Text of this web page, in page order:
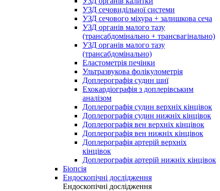
УЗД сечовидільної системи
УЗД сечового міхура + залишкова сеча
УЗД органів малого тазу
(трансабдомінально + трансвагінально)
УЗД органів малого тазу
(трансабдомінально)
Еластометрія печінки
Ультразвукова фолікулометрія
Доплерографія судин шиї
Ехокардіографія з доплерівським
аналізом
Доплерографія судин верхніх кінцівок
Доплерографія судин нижніх кінцівок
Доплерографія вен верхніх кінцівок
Доплерографія вен нижніх кінцівок
Доплерографія артерій верхніх
кінцівок
Доплерографія артерій нижніх кінцівок
Біопсія
Ендоскопічні дослідження
Ендоскопічні дослідження